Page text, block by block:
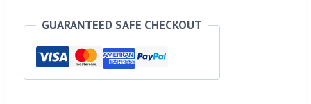
GUARANTEED SAFE CHECKOUT